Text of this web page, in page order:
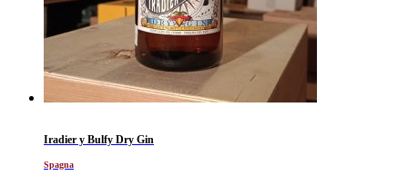
Iradier y Bulfy Dry Gin
Spagna